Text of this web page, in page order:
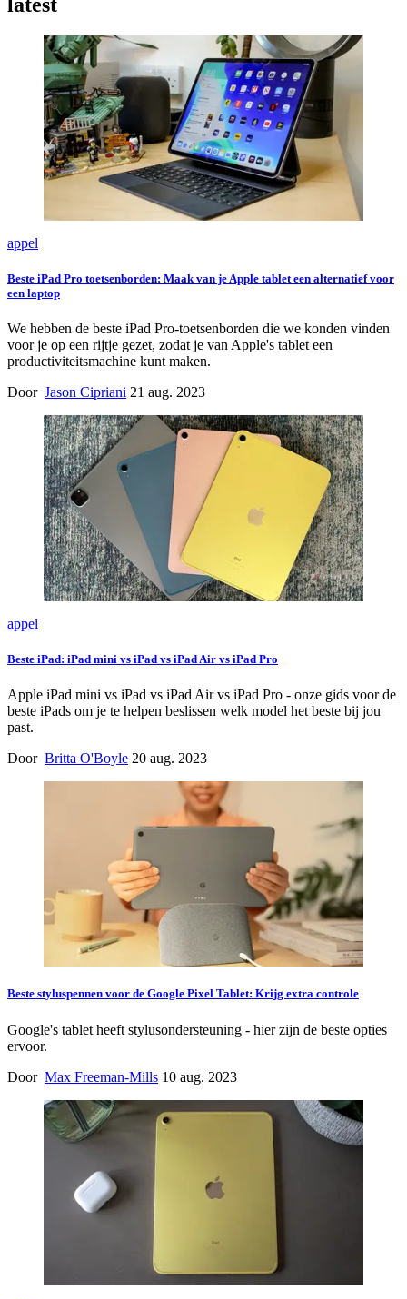
appel
Beste iPad Pro toetsenborden: Maak van je Apple tablet een alternatief voor
een laptop
We hebben de beste iPad Pro-toetsenborden die we konden vinden
voor je op een rijtje gezet, zodat je van Apple's tablet een
productiviteitsmachine kunt maken.
Door Jason Cipriani 21 aug. 2023
appel
Beste iPad: iPad mini vs iPad vs iPad Air vs iPad Pro
Apple iPad mini vs iPad vs iPad Air vs iPad Pro - onze gids voor de
beste iPads om je te helpen beslissen welk model het beste bij jou
past.
Door Britta O'Boyle 20 aug. 2023
Beste styluspennen voor de Google Pixel Tablet: Krijg extra controle
Google's tablet heeft stylusondersteuning - hier zijn de beste opties
ervoor.
Door Max Freeman-Mills 10 aug. 2023